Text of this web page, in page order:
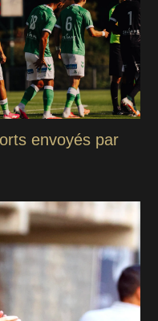
envoyés par